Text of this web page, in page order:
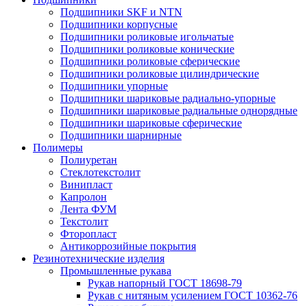
Подшипники SKF и NTN
Подшипники корпусные
Подшипники роликовые игольчатые
Подшипники роликовые конические
Подшипники роликовые сферические
Подшипники роликовые цилиндрические
Подшипники упорные
Подшипники шариковые радиально-упорные
Подшипники шариковые радиальные однорядные
Подшипники шариковые сферические
Подшипники шарнирные
Полимеры
Полиуретан
Стеклотекстолит
Винипласт
Капролон
Лента ФУМ
Текстолит
Фторопласт
Антикоррозийные покрытия
Резинотехнические изделия
Промышленные рукава
Рукав напорный ГОСТ 18698-79
Рукав с нитяным усилением ГОСТ 10362-76